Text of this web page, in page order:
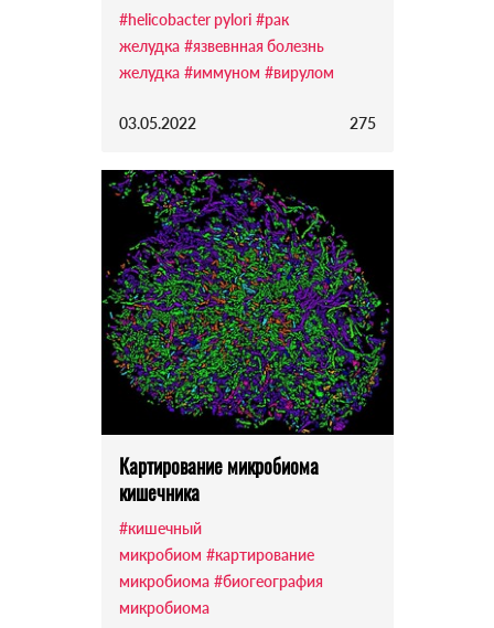
#helicobacter pylori #рак
желудка #язвевнная болезнь
желудка #иммуном #вирулом
03.05.2022 275
Картирование микробиома
кишечника
#кишечный
микробиом #картирование
микробиома #биогеография
микробиома